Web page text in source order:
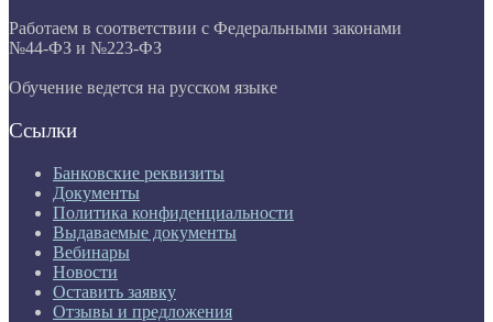
Работаем в соответствии с Федеральными законами
№44-ФЗ и №223-ФЗ
Обучение ведется на русском языке
Ссылки
Банковские реквизиты
Документы
Политика конфиденциальности
Выдаваемые документы
Вебинары
Новости
Оставить заявку
Отзывы и предложения